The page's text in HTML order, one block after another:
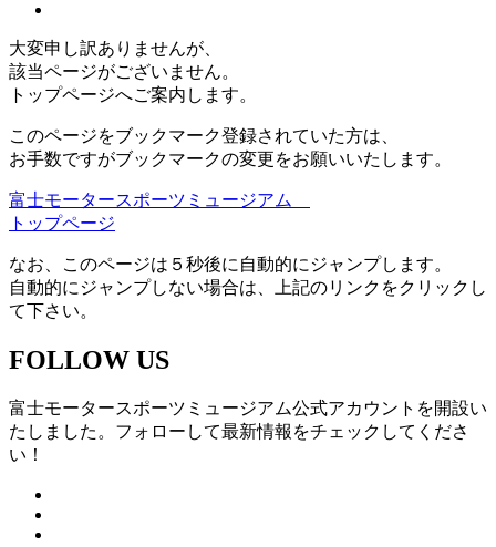
大変申し訳ありませんが、
該当ページがございません。
トップページへご案内します。
このページをブックマーク登録されていた方は、
お手数ですがブックマークの変更をお願いいたします。
富士モータースポーツミュージアム
トップページ
なお、このページは５秒後に自動的にジャンプします。
自動的にジャンプしない場合は、上記のリンクをクリックし
て下さい。
FOLLOW US
富士モータースポーツミュージアム公式アカウントを開設い
たしました。フォローして最新情報をチェックしてくださ
い！